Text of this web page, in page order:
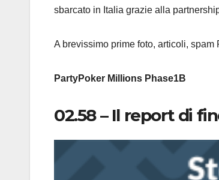
sbarcato in Italia grazie alla
A brevissimo prime foto, articoli,
PartyPoker Millions Phase1B
02.58 – Il report di